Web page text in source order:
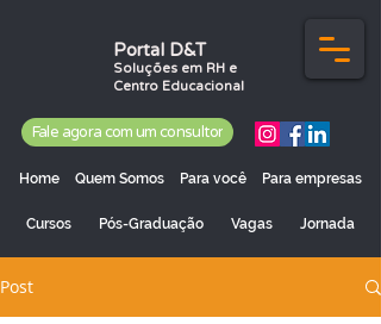
Portal D&T
Soluções em RH e
Centro Educacional
Fale agora com um consultor
Home Quem Somos Para você Para empresas
Cursos Pós-Graduação Vagas Jornada
Post